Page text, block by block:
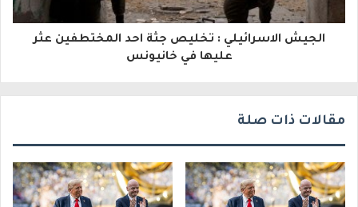
الجيش الاسرائيلي : تخليص جثة احد المختطفين عثر
عليها في خانيونس
مقالات ذات صلة